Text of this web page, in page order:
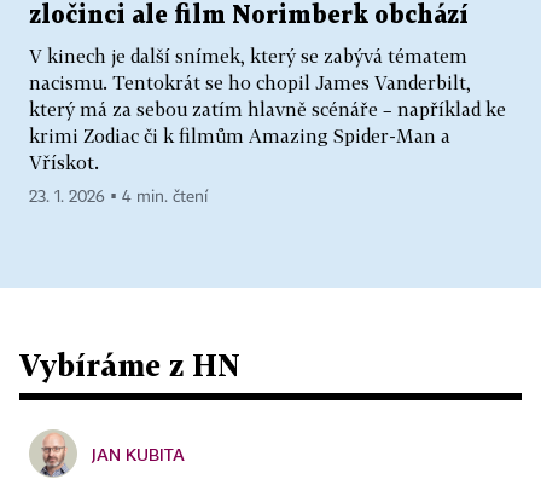
zločinci ale film Norimberk obchází
V kinech je další snímek, který se zabývá tématem
nacismu. Tentokrát se ho chopil James Vanderbilt,
který má za sebou zatím hlavně scénáře – například ke
krimi Zodiac či k filmům Amazing Spider-Man a
Vřískot.
23. 1. 2026 ▪ 4 min. čtení
Vybíráme z HN
JAN KUBITA